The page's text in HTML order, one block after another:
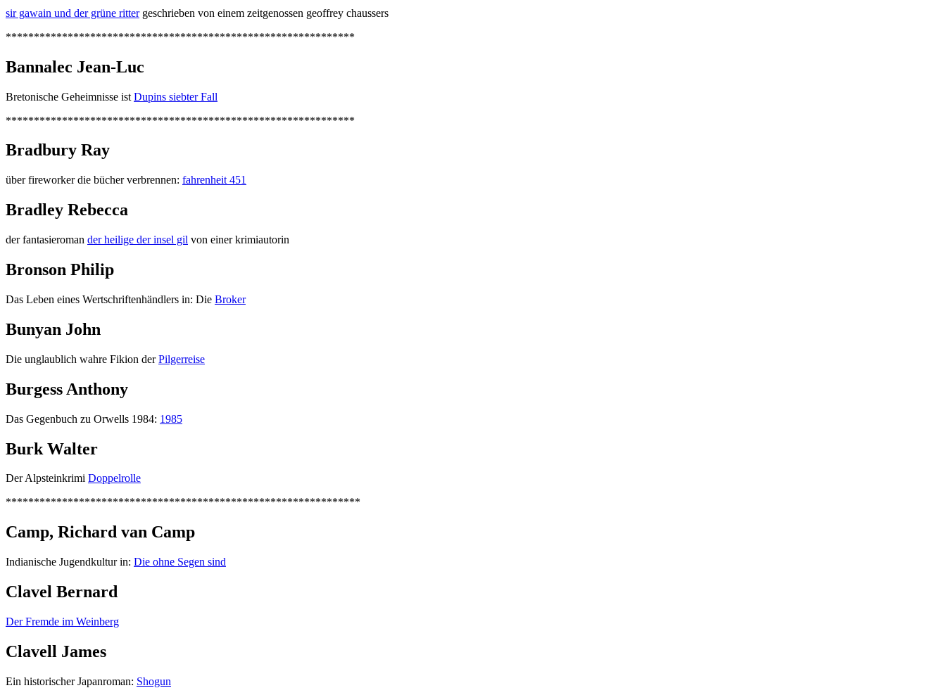
sir gawain und der grüne rittergeschrieben von einem zeitgenossen geoffrey chaussers
**************************************************************
Bannalec Jean-Luc
Bretonische Geheimnisse ist Dupins siebter Fall
**************************************************************
Bradbury Ray
über fireworker die bücher verbrennen: fahrenheit 451
Bradley Rebecca
der fantasieroman der heilige der insel gil von einer krimiautorin
Bronson Philip
Das Leben eines Wertschriftenhändlers in: Die Broker
Bunyan John
Die unglaublich wahre Fikion derPilgerreise
Burgess Anthony
Das Gegenbuch zu Orwells 1984: 1985
Burk Walter
Der Alpsteinkrimi Doppelrolle
***************************************************************
Camp, Richard van Camp
Indianische Jugendkultur in: Die ohne Segen sind
Clavel Bernard
Der Fremde im Weinberg
Clavell James
Ein historischer Japanroman: Shogun